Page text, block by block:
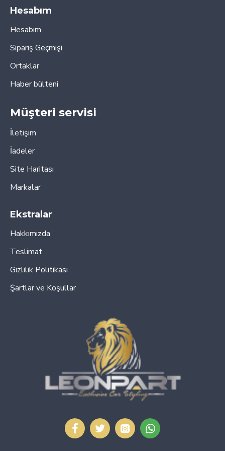
Hesabım
Hesabım
Sipariş Geçmişi
Ortaklar
Haber bülteni
Müşteri servisi
İletişim
İadeler
Site Haritası
Markalar
Ekstralar
Hakkımızda
Teslimat
Gizlilik Politikası
Şartlar ve Koşullar